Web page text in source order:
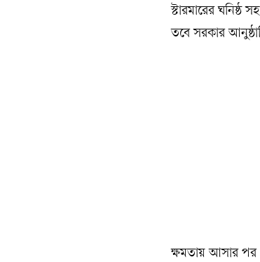
স্টারমারের
তবে সরকার
ক্ষমতায় আসার পর